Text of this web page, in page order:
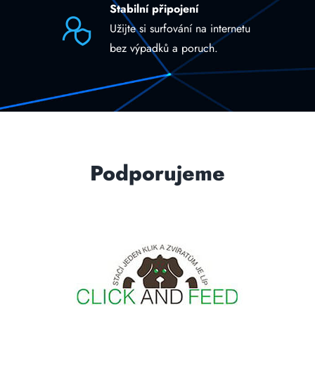
Stabilní připojení
Užijte si surfování na internetu
bez výpadků a poruch.
Podporujeme